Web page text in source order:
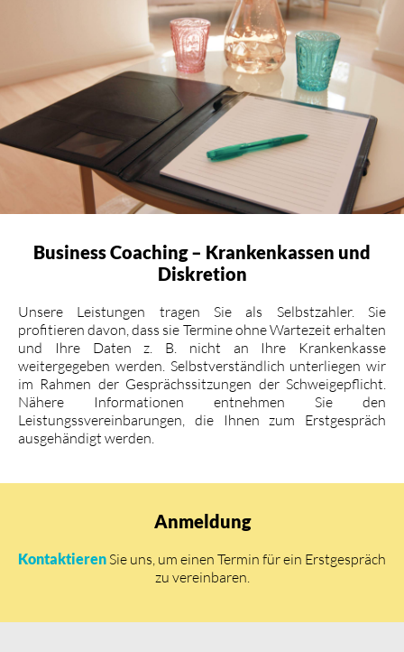
Business Coaching – Krankenkassen und
Diskretion
Unsere Leistungen tragen Sie als Selbstzahler. Sie
profitieren davon, dass sie Termine ohne Wartezeit erhalten
und Ihre Daten z. B. nicht an Ihre Krankenkasse
weitergegeben werden. Selbstverständlich unterliegen wir
im Rahmen der Gesprächssitzungen der Schweigepflicht.
Nähere Informationen entnehmen Sie den
Leistungssvereinbarungen, die Ihnen zum Erstgespräch
ausgehändigt werden.
Anmeldung
KontaktierenSie uns, um einen Termin für ein Erstgespräch
zu vereinbaren.